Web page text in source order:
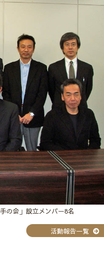
の会」設立メンバー8名
活動報告一覧